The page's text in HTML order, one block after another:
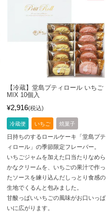
【冷蔵】堂島プティロール いちご
MIX 10個入
¥2,916 税込
冷蔵便 いちご 焼菓子
日持ちのするロールケーキ「堂島プテ
ィロール」の季節限定フレーバー。
いちごジャムを加えた口当たりなめら
かなクリームを、いちごの果汁で作っ
たソースを練り込んだしっとり食感の
生地でくるんと包みました。
甘酸っぱいいちごの風味がお口いっぱ
いに広がります。